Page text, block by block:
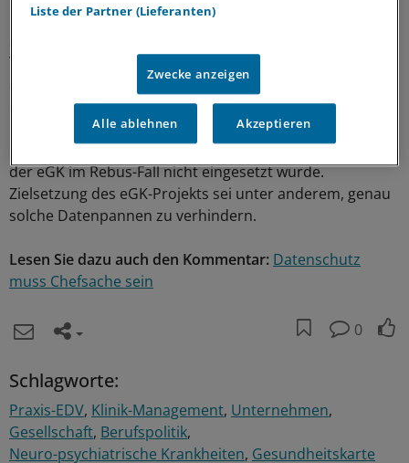
Dr. Franz-Joseph Bartmann, Präsident der Ärztekammer
Telematik der Bundesärztekammer, hat Rückschlüsse
aus dem aktuellen Fall auf die Datensicherheit der
elektronischen Gesundheitskarte zurückgewiesen.
Er verwies darauf, dass die Verschlüsselungstechnologie
der eGK im Rebus-Fall nicht eingesetzt wurde.
Zielsetzung des eGK-Projekts sei unter anderem, genau
solche Datenpannen zu verhindern.
Lesen Sie dazu auch den Kommentar: Datenschutz
muss Chefsache sein
0
Schlagworte:
Praxis-EDV Klinik-Management Unternehmen
Gesellschaft Berufspolitik
Neuro-psychiatrische Krankheiten Gesundheitskarte
Liste der Partner (Lieferanten)
Zwecke anzeigen
Alle ablehnen Akzeptieren